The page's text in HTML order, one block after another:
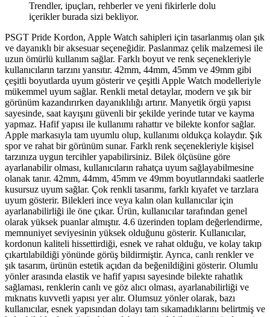
Trendler, ipuçları, rehberler ve yeni fikirlerle dolu
içerikler burada sizi bekliyor.
PSGT Pride Kordon, Apple Watch sahipleri için tasarlanmış olan şık
ve dayanıklı bir aksesuar seçeneğidir. Paslanmaz çelik malzemesi ile
uzun ömürlü kullanım sağlar. Farklı boyut ve renk seçenekleriyle
kullanıcıların tarzını yansıtır. 42mm, 44mm, 45mm ve 49mm gibi
çeşitli boyutlarda uyum gösterir ve çeşitli Apple Watch modelleriyle
mükemmel uyum sağlar. Renkli metal detaylar, modern ve şık bir
görünüm kazandırırken dayanıklılığı artırır. Manyetik örgü yapısı
sayesinde, saat kayışını güvenli bir şekilde yerinde tutar ve kayma
yapmaz. Hafif yapısı ile kullanımı rahattır ve bilekte konfor sağlar.
Apple markasıyla tam uyumlu olup, kullanımı oldukça kolaydır. Şık
spor ve rahat bir görünüm sunar. Farklı renk seçenekleriyle kişisel
tarzınıza uygun tercihler yapabilirsiniz. Bilek ölçüsüne göre
ayarlanabilir olması, kullanıcıların rahatça uyum sağlayabilmesine
olanak tanır. 42mm, 44mm, 45mm ve 49mm boyutlarındaki saatlerle
kusursuz uyum sağlar. Çok renkli tasarımı, farklı kıyafet ve tarzlara
uyum gösterir. Bilekleri ince veya kalın olan kullanıcılar için
ayarlanabilirliği ile öne çıkar. Ürün, kullanıcılar tarafından genel
olarak yüksek puanlar almıştır. 4.6 üzerinden toplam değerlendirme,
memnuniyet seviyesinin yüksek olduğunu gösterir. Kullanıcılar,
kordonun kaliteli hissettirdiği, esnek ve rahat olduğu, ve kolay takıp
çıkartılabildiği yönünde görüş bildirmiştir. Ayrıca, canlı renkler ve
şık tasarım, ürünün estetik açıdan da beğenildiğini gösterir. Olumlu
yönler arasında elastik ve hafif yapısı sayesinde bilekte rahatlık
sağlaması, renklerin canlı ve göz alıcı olması, ayarlanabilirliği ve
mıknatıs kuvvetli yapısı yer alır. Olumsuz yönler olarak, bazı
kullanıcılar, esnek yapısından dolayı tam sıkamadıklarını belirtmiş ve